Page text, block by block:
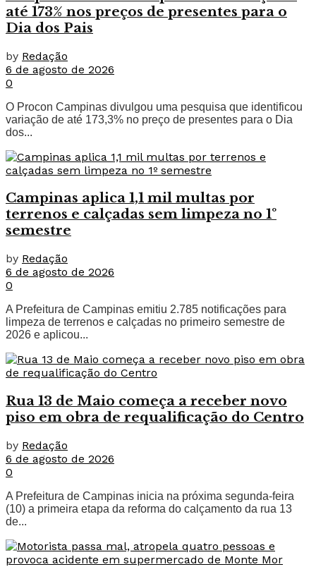
até 173% nos preços de presentes para o
Dia dos Pais
by Redação
6 de agosto de 2026
0
O Procon Campinas divulgou uma pesquisa que identificou
variação de até 173,3% no preço de presentes para o Dia
dos...
Campinas aplica 1,1 mil multas por
terrenos e calçadas sem limpeza no 1º
semestre
by Redação
6 de agosto de 2026
0
A Prefeitura de Campinas emitiu 2.785 notificações para
limpeza de terrenos e calçadas no primeiro semestre de
2026 e aplicou...
Rua 13 de Maio começa a receber novo
piso em obra de requalificação do Centro
by Redação
6 de agosto de 2026
0
A Prefeitura de Campinas inicia na próxima segunda-feira
(10) a primeira etapa da reforma do calçamento da rua 13
de...